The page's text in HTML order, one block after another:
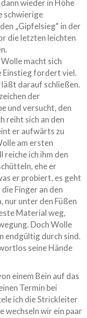
wieder in Höhe
schwierige
„Gipfelsieg“ in der
die letzten leichten
macht sich
fordert viel.
läßt darauf schließen.
der
und versucht, den
reiht sich an den
er aufwärts zu
am ersten
reiche ich ihm den
ehe er
er probiert, es geht
Finger an den
unter den Füßen
Material weg,
Doch Wolle
endgültig durch sind.
seine Hände
einem Bein auf das
Termin bei
ich die Strickleiter
wechseln wir ein paar